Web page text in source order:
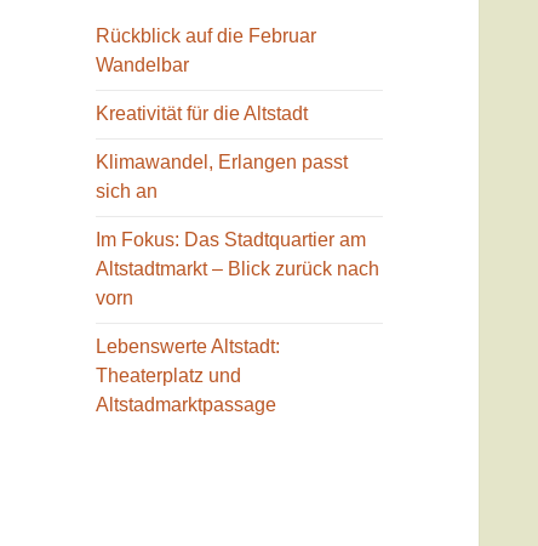
Rückblick auf die Februar
Wandelbar
Kreativität für die Altstadt
Klimawandel, Erlangen passt
sich an
Im Fokus: Das Stadtquartier am
Altstadtmarkt – Blick zurück nach
vorn
Lebenswerte Altstadt:
Theaterplatz und
Altstadmarktpassage